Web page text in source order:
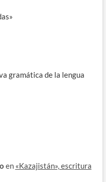
gramática de la lengua
en «Kazajistán», escritura